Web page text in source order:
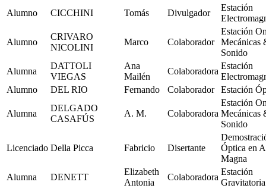
Alumno
CICCHINI Tomás Divulgador
Estación
Alumno
CRIVARO
NICOLINI
Marco Colaborador
Estación
Mecánicas
Sonido
Alumna
DATTOLI
VIEGAS
Ana
Mailén
Colaboradora
Estación
Alumno
DEL RIO Fernando Colaborador Estación
Alumna
DELGADO
CASAFÚS
A. M. Colaboradora
Estación
Mecánicas
Sonido
Licenciado Della Picca Fabricio Disertante
Óptica en
Magna
Alumna
DENETT
Elizabeth
Antonia
Colaboradora
Estación
Gravitatoria